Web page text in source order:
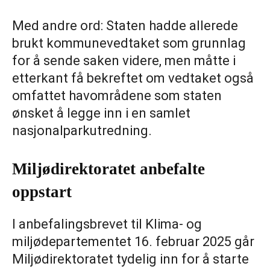
Med andre ord: Staten hadde allerede
brukt kommunevedtaket som grunnlag
for å sende saken videre, men måtte i
etterkant få bekreftet om vedtaket også
omfattet havområdene som staten
ønsket å legge inn i en samlet
nasjonalparkutredning.
Miljødirektoratet anbefalte
oppstart
I anbefalingsbrevet til Klima- og
miljødepartementet 16. februar 2025 går
Miljødirektoratet tydelig inn for å starte